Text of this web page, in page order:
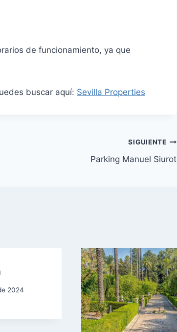
de funcionamiento, ya que
buscar aquí: Sevilla Properties
SIGUIENTE
Parking Manuel Siurot
2024